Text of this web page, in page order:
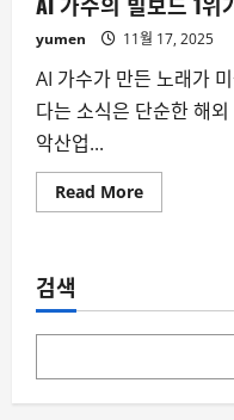
yumen 11월 17, 2025
AI 가수가 만든 노래가
다는 소식은 단순한 해
악산업...
Read MoreRead
more
빌
드
위
한
검색